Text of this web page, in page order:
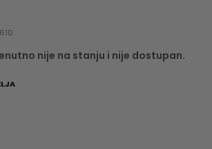
nije na stanju i nije dostupan.